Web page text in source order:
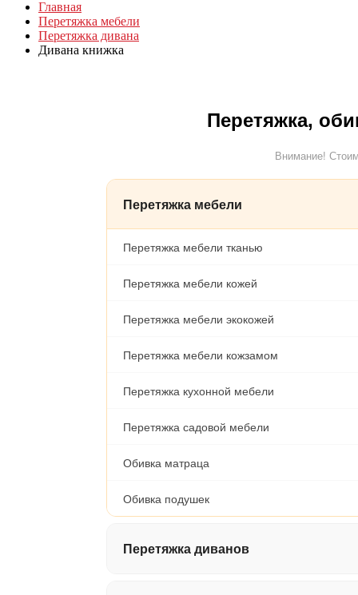
Главная
Перетяжка мебели
Перетяжка дивана
Дивана книжка
Перетяжка,
Внимание!
Перетяжка мебели
Перетяжка мебели тканью
Перетяжка мебели кожей
Перетяжка мебели экокожей
Перетяжка мебели кожзамом
Перетяжка кухонной мебели
Перетяжка садовой мебели
Обивка матраца
Обивка подушек
Перетяжка диванов